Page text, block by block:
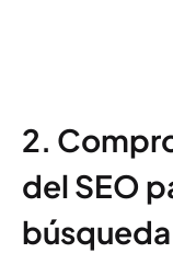
2.
del SEO
búsqueda